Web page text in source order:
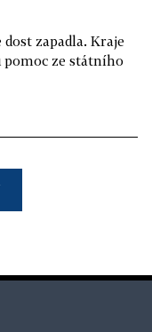
zapadla. Kraje
pomoc ze státního